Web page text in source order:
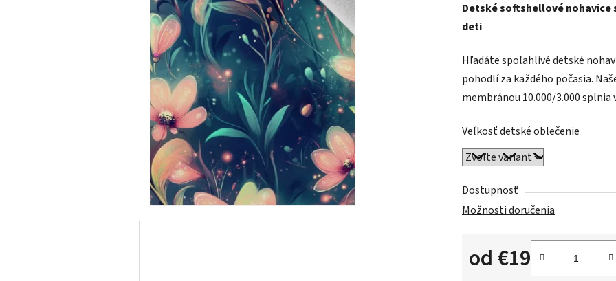
Detské softshellové
deti
Hľadáte spoľahlivé detské
pohodlí za každého počasia.
membránou 10.000/3.000 splnia
Veľkosť detské oblečenie
Dostupnosť
Možnosti doručenia
od€19